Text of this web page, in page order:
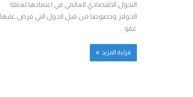
التحول الاقتصادي العالمي في اعتمادها لعملة
الدولار وخصوصا من قبل الدول التي فرض عليها
عقو...
قراءة المزيد